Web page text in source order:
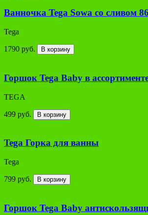
Ванночка Tega Sowa со сливом
Tega
1790 руб. В корзину
Горшок Tega Baby в
TEGA
499 руб. В корзину
Tega Горка для ванны
Tega
799 руб. В корзину
Горшок Tega Baby